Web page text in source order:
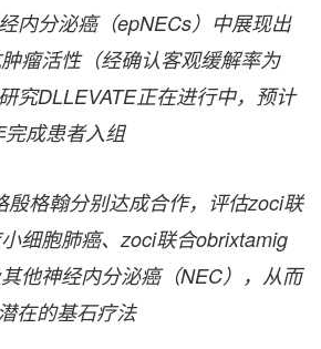
内分泌癌（epNECs）中展现出
瘤活性（经确认客观缓解率为
究DLLEVATE正在进行中，预计
成患者入组
格翰分别达成合作，评估zoci联
细胞肺癌、zoci联合obrixtamig
他神经内分泌癌（NEC），从而
在的基石疗法